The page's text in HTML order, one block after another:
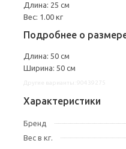
Длина: 25 см
Вес: 1.00 кг
Подробнее о
Длина: 50 см
Ширина: 50 см
Характеристики
Бренд
Вес в кг.